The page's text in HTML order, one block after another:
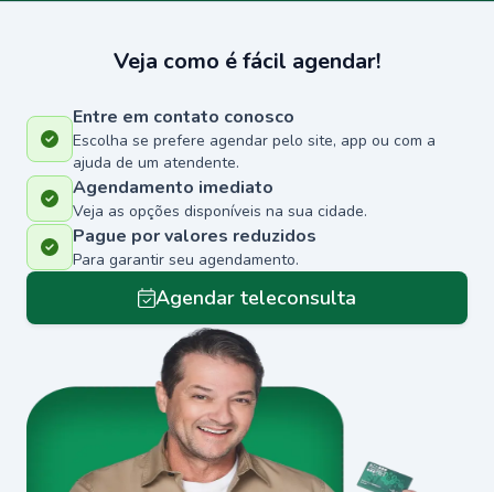
Veja como é fácil agendar!
Entre em contato conosco
Escolha se prefere agendar pelo site, app ou com a
ajuda de um atendente.
Agendamento imediato
Veja as opções disponíveis na sua cidade.
Pague por valores reduzidos
Para garantir seu agendamento.
Agendar teleconsulta